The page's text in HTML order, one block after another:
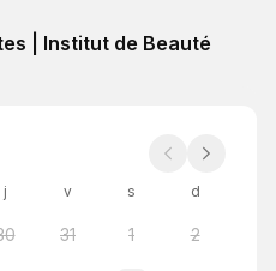
| Institut de Beauté
j v s d
31 1 2